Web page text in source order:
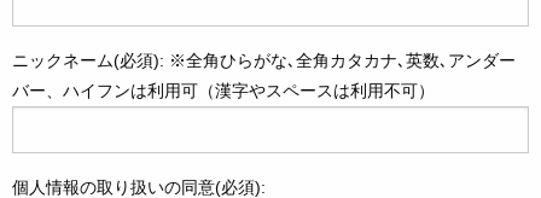
ニックネーム(必須): ※全角ひらがな､全角カタカナ､英数､アンダー
バー、ハイフンは利用可（漢字やスペースは利用不可）
個人情報の取り扱いの同意(必須):